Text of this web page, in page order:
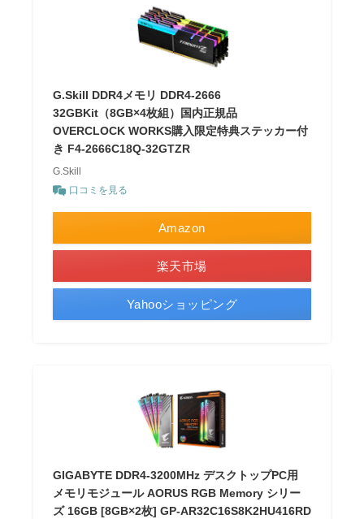
G.Skill DDR4メモリ DDR4-2666
32GBKit（8GB×4枚組）国内正規品
OVERCLOCK WORKS購入限定特典ステッカー付
き F4-2666C18Q-32GTZR
G.Skill
口コミを見る
Amazon
楽天市場
Yahooショッピング
GIGABYTE DDR4-3200MHz デスクトップPC用
メモリモジュール AORUS RGB Memory シリー
ズ 16GB [8GB×2枚] GP-AR32C16S8K2HU416RD